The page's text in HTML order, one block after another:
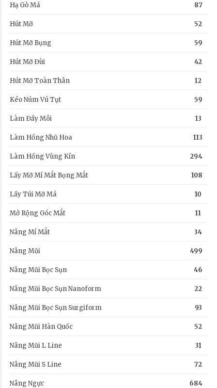
Hạ Gò Má 87
Hút Mỡ 52
Hút Mỡ Bụng 59
Hút Mỡ Đùi 42
Hút Mỡ Toàn Thân 12
Kéo Núm Vú Tụt 59
Làm Đầy Môi 13
Làm Hồng Nhũ Hoa 113
Làm Hồng Vùng Kín 294
Lấy Mỡ Mí Mắt Bọng Mắt 108
Lấy Túi Mỡ Má 10
Mở Rộng Góc Mắt 11
Nâng Mí Mắt 34
Nâng Mũi 499
Nâng Mũi Bọc Sụn 46
Nâng Mũi Bọc Sụn Nanoform 22
Nâng Mũi Bọc Sụn Surgiform 93
Nâng Mũi Hàn Quốc 52
Nâng Mũi L Line 31
Nâng Mũi S Line 72
Nâng Ngực 684